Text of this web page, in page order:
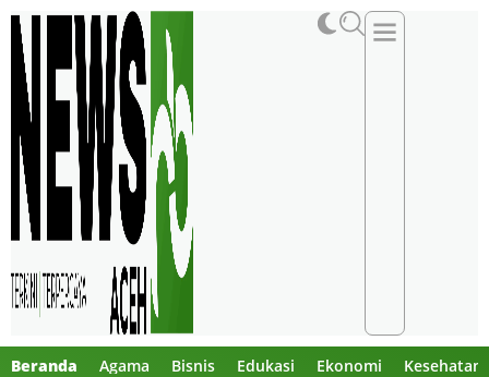
Beranda Agama Bisnis Edukasi Ekonomi Kesehatan